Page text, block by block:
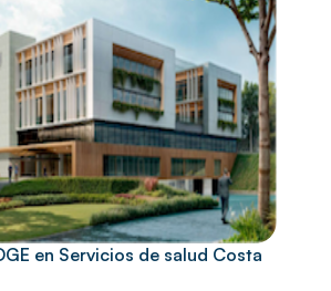
en Servicios de salud Costa